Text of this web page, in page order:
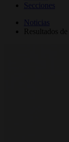
Secciones
Noticias
Resultados